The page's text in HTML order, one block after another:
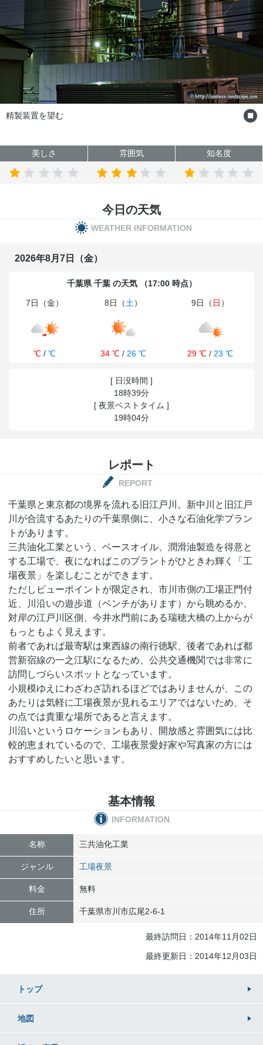
美しさ 雰囲気 知名度
今日の天気
WEATHER INFORMATION
2026年8月7日（金）
千葉県 千葉 の天気 （17:00 時点）
7日（金） 8日（土） 9日（ 日 ）
℃/ ℃ 34 ℃/ 26 ℃ 29 ℃ / 23 ℃
[ 日没時間 ]
18時39分
[ 夜景ベストタイム ]
19時04分
レポート
REPORT
千葉県と東京都の境界を流れる旧江戸川。新中川と旧江戸
川が合流するあたりの千葉県側に、小さな石油化学プラン
トがあります。
三共油化工業という、ベースオイル、潤滑油製造を得意と
する工場で、夜になればこのプラントがひときわ輝く「工
場夜景」を楽しむことができます。
ただしビューポイントが限定され、市川市側の工場正門付
近、川沿いの遊歩道（ベンチがあります）から眺めるか、
対岸の江戸川区側、今井水門前にある瑞穂大橋の上からが
もっともよく見えます。
前者であれば最寄駅は東西線の南行徳駅、後者であれば都
営新宿線の一之江駅になるため、公共交通機関では非常に
訪問しづらいスポットとなっています。
小規模ゆえにわざわざ訪れるほどではありませんが、この
あたりは気軽に工場夜景が見れるエリアではないため、そ
の点では貴重な場所であると言えます。
川沿いというロケーションもあり、開放感と雰囲気には比
較的恵まれているので、工場夜景愛好家や写真家の方には
おすすめしたいと思います。
基本情報
INFORMATION
名称 三共油化工業
ジャンル 工場夜景
料金 無料
住所 千葉県市川市広尾2-6-1
最終訪問日：2014年11月02日
最終更新日：2014年12月03日
トップ
地図